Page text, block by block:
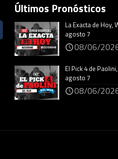
Últimos Pronósticos
La Exacta de Hoy,
agosto 7
08/06/
El Pick 4 de
agosto 7
08/06/